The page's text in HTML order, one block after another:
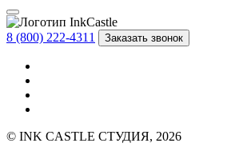
8 (800) 222-4311 Заказать звонок
© INK CASTLE СТУДИЯ, 2026